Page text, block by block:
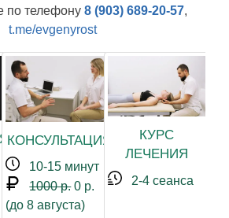
по телефону 8 (903) 689-20-57,
t.me/evgenyrost
КОНСУЛЬТАЦИЯ
10-15 минут
1000 р.0 р.
(до 8 августа)
КУРС
ЛЕЧЕНИЯ
2-4 сеанса